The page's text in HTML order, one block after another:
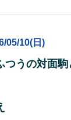
05/10(日)
つうの対面